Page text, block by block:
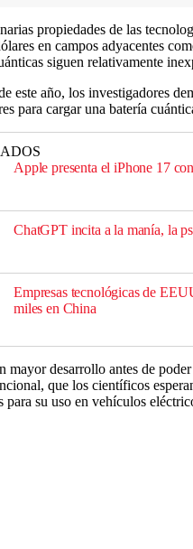
propiedades de las
en campos adyacentes
siguen relativamente
este año, los investigadores
para cargar una batería
Apple presenta el iPhone 17
ChatGPT incita a la manía, la
Empresas tecnológicas de
miles en China
mayor desarrollo antes de
que los científicos
para su uso en vehículos